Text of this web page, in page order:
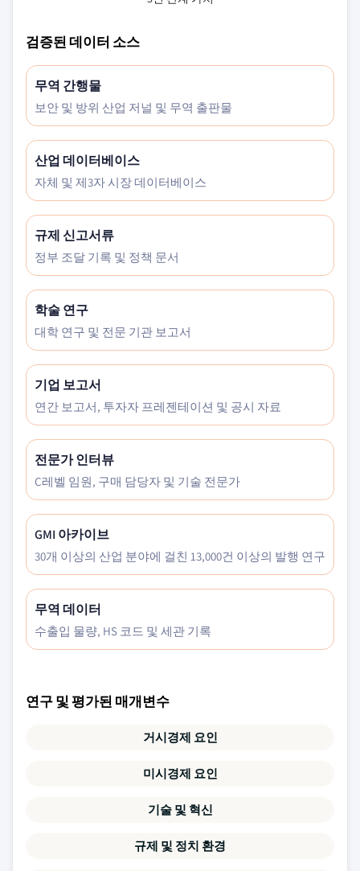
검증된 데이터 소스
무역 간행물
보안 및 방위 산업 저널 및 무역 출판물
산업 데이터베이스
자체 및 제3자 시장 데이터베이스
규제 신고서류
정부 조달 기록 및 정책 문서
학술 연구
대학 연구 및 전문 기관 보고서
기업 보고서
연간 보고서, 투자자 프레젠테이션 및 공시 자료
전문가 인터뷰
C레벨 임원, 구매 담당자 및 기술 전문가
GMI 아카이브
30개 이상의 산업 분야에 걸친 13,000건 이상의 발행 연구
무역 데이터
수출입 물량, HS 코드 및 세관 기록
연구 및 평가된 매개변수
거시경제 요인
미시경제 요인
기술 및 혁신
규제 및 정치 환경